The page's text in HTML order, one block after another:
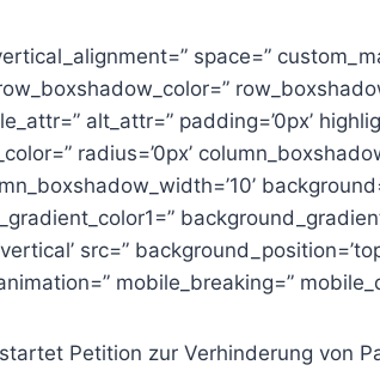
space=”
alt_attr=” padding=’0px’
radius=’0px’
src=”
mobile_breaking=”
startet Petition zur Verhinderung von